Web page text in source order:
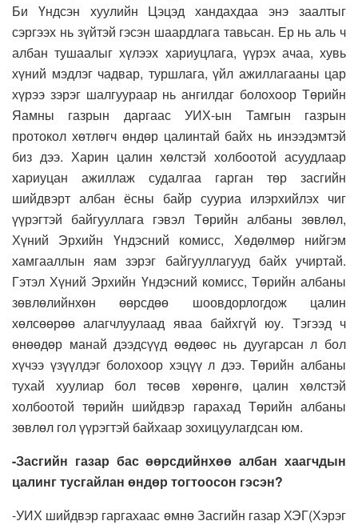
Би Үндсэн хуулийн Цэцэд хандахдаа энэ заалтыг
сэргээх нь зүйтэй гэсэн шаардлага тавьсан. Ер нь аль ч
албан тушаалыг хүлээх хариуцлага, үүрэх ачаа, хувь
хүний мэдлэг чадвар, туршлага, үйл ажиллагааны цар
хүрээ зэрэг шалгуураар нь ангилдаг болохоор Төрийн
Яамны газрын даргаас УИХ-ын Тамгын газрын
протокол хөтлөгч өндөр цалинтай байх нь инээдэмтэй
биз дээ. Харин цалин хөлстэй холбоотой асуудлаар
хариуцан ажиллаж судалгаа гарган төр засгийн
шийдвэрт албан ёсны байр сууриа илэрхийлэх чиг
үүрэгтэй байгууллага гэвэл Төрийн албаны зөвлөл,
Хүний Эрхийн Үндэсний комисс, Хөдөлмөр нийгэм
хамгааллын яам зэрэг байгууллагууд байх учиртай.
Гэтэл Хүний Эрхийн Үндэсний комисс, Төрийн албаны
зөвлөлийнхөн өөрсдөө шоовдорлогдож цалин
хөлсөөрөө алагчлуулаад яваа байхгүй юу. Тэгээд ч
өнөөдөр манай дээдсүүд өөдөөс нь дуугарсан л бол
хүчээ үзүүлдэг болохоор хэцүү л дээ. Төрийн албаны
тухай хуулиар бол төсөв хөрөнгө, цалин хөлстэй
холбоотой төрийн шийдвэр гарахад Төрийн албаны
зөвлөл гол үүрэгтэй байхаар зохицуулагдсан юм.
-Засгийн газар бас өөрсдийнхөө албан хаагчдын
цалинг тусгайлан өндөр тогтоосон гэсэн?
-УИХ шийдвэр гаргахаас өмнө Засгийн газар ХЭГ(Хэрэг